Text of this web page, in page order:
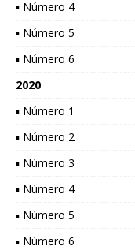
▪ Número 4
▪ Número 5
▪ Número 6
2020
▪ Número 1
▪ Número 2
▪ Número 3
▪ Número 4
▪ Número 5
▪ Número 6